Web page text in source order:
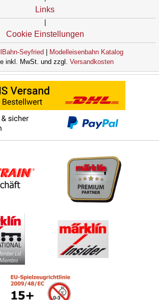
Links
Cookie Einstellungen
Seyfried
Modelleisenbahn Katalog
inkl. MwSt. und zzgl. Versandkosten